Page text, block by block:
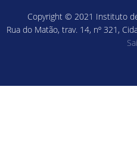
Copyright © 2021 Instituto
Rua do Matão, trav. 14, nº 321,